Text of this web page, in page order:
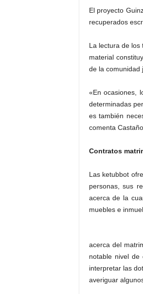
El proyecto
recuperados
La lectura de los
material
de la comunidad
«En ocasiones,
determinadas
es también
comenta Castaño.
Contratos
Las ketubbot
personas, sus
acerca de la
muebles e
acerca del
notable nivel de
interpretar las
averiguar